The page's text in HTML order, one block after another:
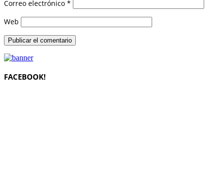
Correo electrónico *
Web
FACEBOOK!